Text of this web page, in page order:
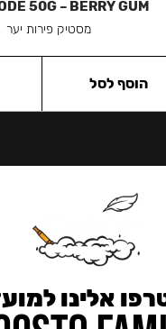
50G – BERRY GUM
מסטיק פירות יער
הוסף לסל
אלינו